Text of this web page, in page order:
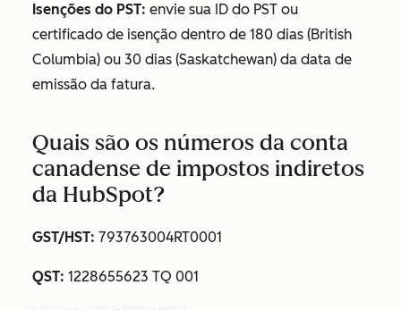
Isenções do PST: envie sua ID do PST ou
certificado de isenção dentro de 180 dias (British
Columbia) ou 30 dias (Saskatchewan) da data de
emissão da fatura.
Quais são os números da conta
canadense de impostos indiretos
da HubSpot?
GST/HST: 793763004RT0001
QST: 1228655623 TQ 001